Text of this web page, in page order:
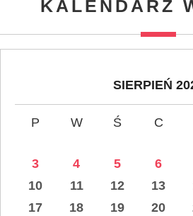
KALENDARZ
SIERPIEŃ
P W Ś C
3
4 5 6
10
11 12 13
17
18 19 20